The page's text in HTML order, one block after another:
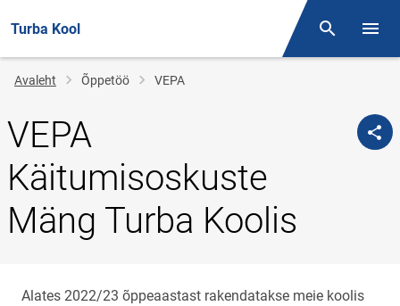
Turba Kool Otsing
Jälglink
Avaleht Õppetöö VEPA
VEPA
Käitumisoskuste
Mäng Turba Koolis
Alates 2022/23 õppeaastast rakendatakse meie koolis